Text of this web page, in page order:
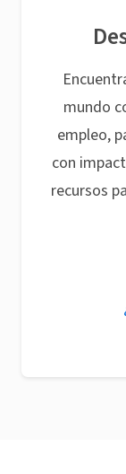
mundo
empleo,
con
recursos